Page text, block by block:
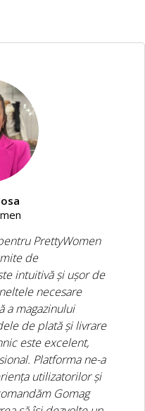
PrettyWomen
de
intuitivă și ușor de
necesare
a magazinului
de plată și livrare
este excelent,
Platforma ne-a
utilizatorilor și
Gomag